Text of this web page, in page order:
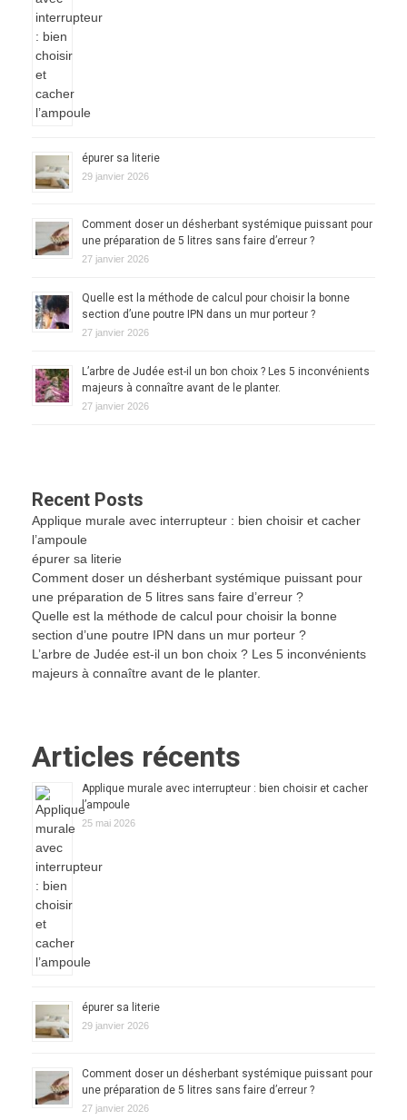
épurer sa literie
29 janvier 2026
Comment doser un désherbant systémique puissant pour
une préparation de 5 litres sans faire d’erreur ?
27 janvier 2026
Quelle est la méthode de calcul pour choisir la bonne
section d’une poutre IPN dans un mur porteur ?
27 janvier 2026
L’arbre de Judée est-il un bon choix ? Les 5 inconvénients
majeurs à connaître avant de le planter.
27 janvier 2026
Recent Posts
Applique murale avec interrupteur : bien choisir et cacher
l’ampoule
épurer sa literie
Comment doser un désherbant systémique puissant pour
une préparation de 5 litres sans faire d’erreur ?
Quelle est la méthode de calcul pour choisir la bonne
section d’une poutre IPN dans un mur porteur ?
L’arbre de Judée est-il un bon choix ? Les 5 inconvénients
majeurs à connaître avant de le planter.
Articles récents
Applique murale avec interrupteur : bien choisir et cacher
l’ampoule
25 mai 2026
épurer sa literie
29 janvier 2026
Comment doser un désherbant systémique puissant pour
une préparation de 5 litres sans faire d’erreur ?
27 janvier 2026